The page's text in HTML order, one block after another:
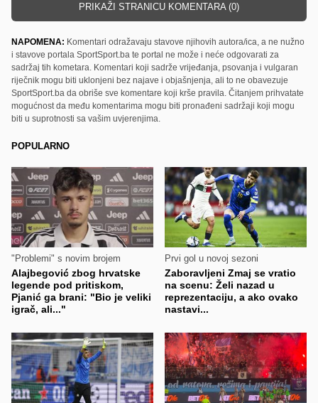
PRIKAŽI STRANICU KOMENTARA (0)
NAPOMENA: Komentari odražavaju stavove njihovih autora/ica, a ne nužno
i stavove portala SportSport.ba te portal ne može i neće odgovarati za
sadržaj tih kometara. Komentari koji sadrže vrijeđanja, psovanja i vulgaran
riječnik mogu biti uklonjeni bez najave i objašnjenja, ali to ne obavezuje
SportSport.ba da obriše sve komentare koji krše pravila. Čitanjem prihvatate
mogućnost da među komentarima mogu biti pronađeni sadržaji koji mogu
biti u suprotnosti sa vašim uvjerenjima.
POPULARNO
"Problemi" s novim brojem
Alajbegović zbog hrvatske
legende pod pritiskom,
Pjanić ga brani: "Bio je veliki
igrač, ali..."
Prvi gol u novoj sezoni
Zaboravljeni Zmaj se vratio
na scenu: Želi nazad u
reprezentaciju, a ako ovako
nastavi...